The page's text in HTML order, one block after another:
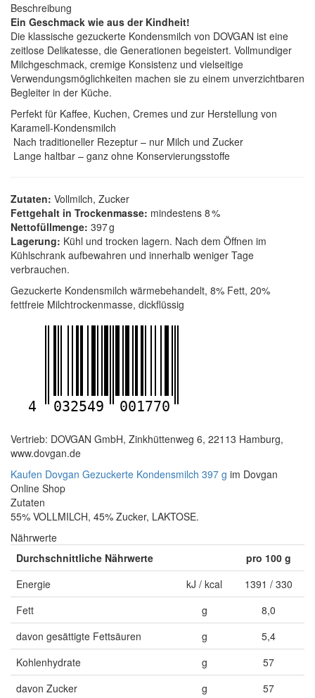
Beschreibung
Ein Geschmack wie aus der Kindheit!
Die klassische gezuckerte Kondensmilch von DOVGAN ist eine
zeitlose Delikatesse, die Generationen begeistert. Vollmundiger
Milchgeschmack, cremige Konsistenz und vielseitige
Verwendungsmöglichkeiten machen sie zu einem unverzichtbaren
Begleiter in der Küche.
Perfekt für Kaffee, Kuchen, Cremes und zur Herstellung von
Karamell-Kondensmilch
Nach traditioneller Rezeptur – nur Milch und Zucker
Lange haltbar – ganz ohne Konservierungsstoffe
Zutaten: Vollmilch, Zucker
Fettgehalt in Trockenmasse: mindestens 8 %
Nettofüllmenge: 397 g
Lagerung: Kühl und trocken lagern. Nach dem Öffnen im
Kühlschrank aufbewahren und innerhalb weniger Tage
verbrauchen.
Gezuckerte Kondensmilch wärmebehandelt, 8% Fett, 20%
fettfreie Milchtrockenmasse, dickflüssig
4 032549 001770
Vertrieb: DOVGAN GmbH, Zinkhüttenweg 6, 22113 Hamburg,
www.dovgan.de
Kaufen Dovgan Gezuckerte Kondensmilch 397 g im Dovgan
Online Shop
Zutaten
55% VOLLMILCH, 45% Zucker, LAKTOSE.
Nährwerte
Durchschnittliche Nährwerte
pro 100 g
Energie
kJ / kcal
1391 / 330
Fett
g
8,0
davon gesättigte Fettsäuren
g
5,4
Kohlenhydrate
g
57
davon Zucker
g 57